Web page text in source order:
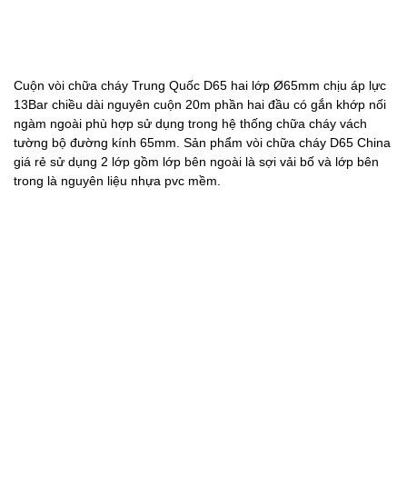
Cuộn vòi chữa cháy Trung Quốc D65 hai lớp Ø65mm chịu áp lực
13Bar chiều dài nguyên cuộn 20m phần hai đầu có gắn khớp nối
ngàm ngoài phù hợp sử dụng trong hệ thống chữa cháy vách
tường bộ đường kính 65mm. Sản phẩm vòi chữa cháy D65 China
giá rẻ sử dụng 2 lớp gồm lớp bên ngoài là sợi vải bố và lớp bên
trong là nguyên liệu nhựa pvc mềm.